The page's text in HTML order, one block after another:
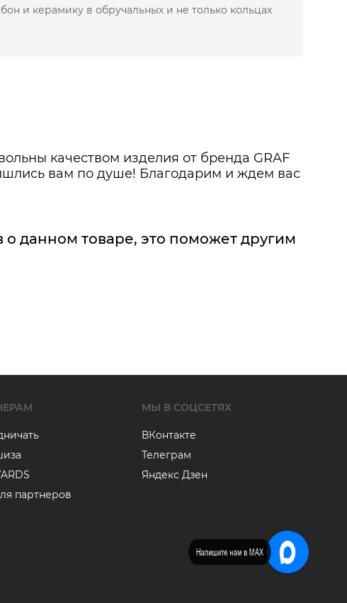
407 ₽ -40%
и керамику в обручальных и не только кольцах
качеством изделия от бренда GRAF
вам по душе! Благодарим и ждем вас
данном товаре, это поможет другим
партнеров
МЫ В СОЦСЕТЯХ
ВКонтакте
Телеграм
Яндекс Дзен
Напишите нам в MAX